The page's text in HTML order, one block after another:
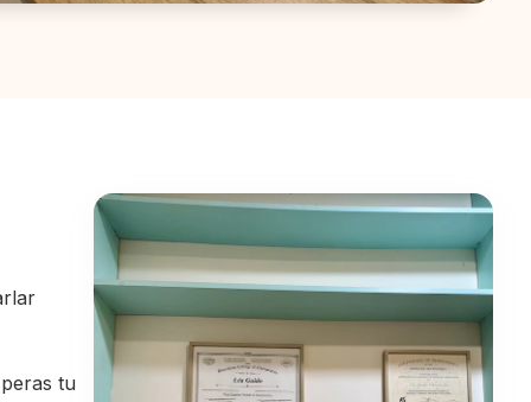
tu